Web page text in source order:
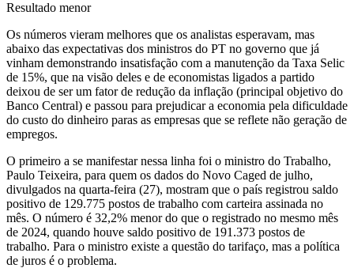
Resultado menor
Os números vieram melhores que os analistas esperavam, mas
abaixo das expectativas dos ministros do PT no governo que já
vinham demonstrando insatisfação com a manutenção da Taxa Selic
de 15%, que na visão deles e de economistas ligados a partido
deixou de ser um fator de redução da inflação (principal objetivo do
Banco Central) e passou para prejudicar a economia pela dificuldade
do custo do dinheiro paras as empresas que se reflete não geração de
empregos.
O primeiro a se manifestar nessa linha foi o ministro do Trabalho,
Paulo Teixeira, para quem os dados do Novo Caged de julho,
divulgados na quarta-feira (27), mostram que o país registrou saldo
positivo de 129.775 postos de trabalho com carteira assinada no
mês. O número é 32,2% menor do que o registrado no mesmo mês
de 2024, quando houve saldo positivo de 191.373 postos de
trabalho. Para o ministro existe a questão do tarifaço, mas a política
de juros é o problema.